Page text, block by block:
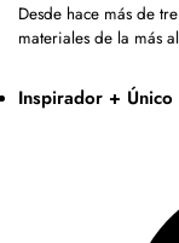
Desde hace más de
materiales de la más
Inspirador + Único